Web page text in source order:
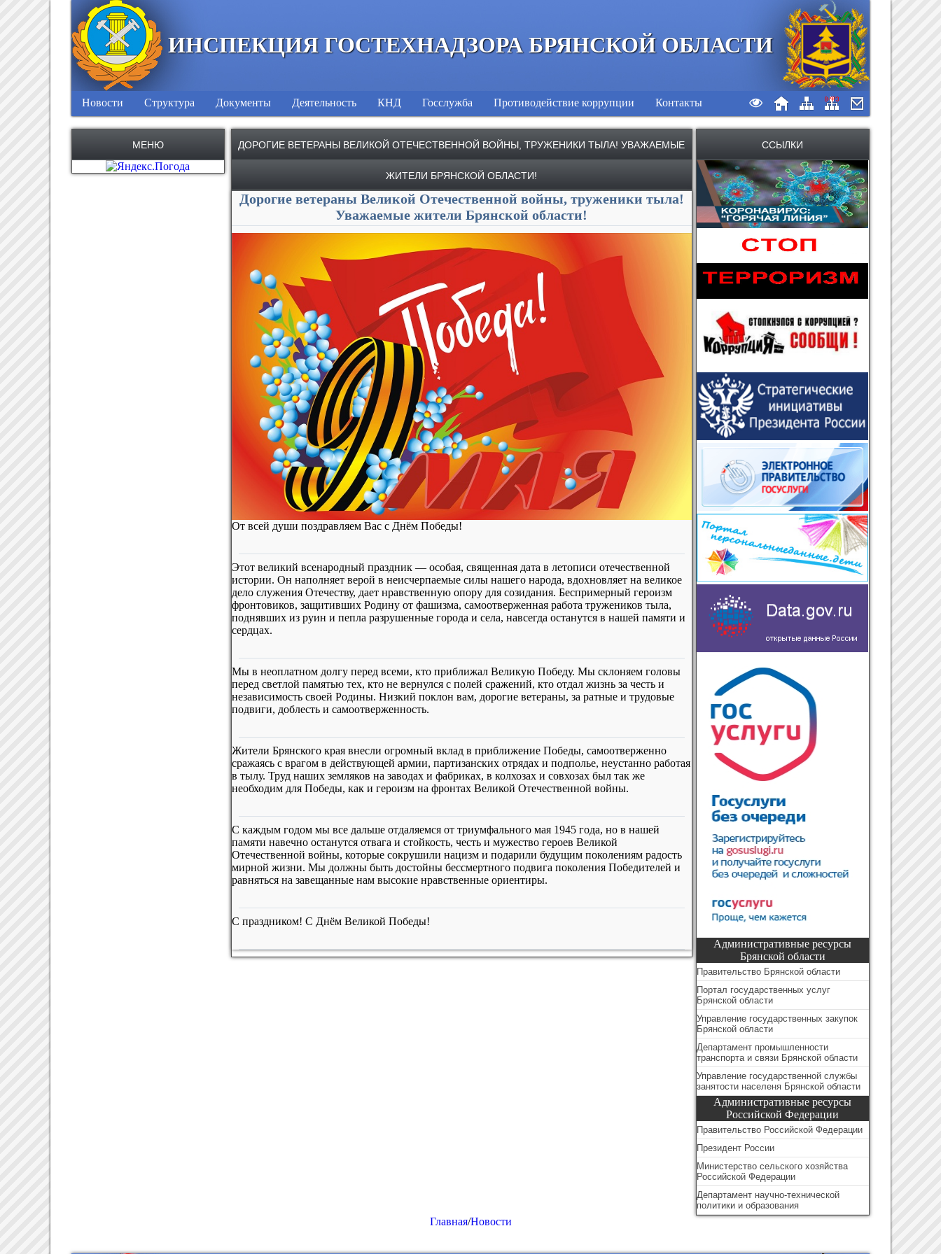
ИНСПЕКЦИЯ ГОСТЕХНАДЗОРА БРЯНСКОЙ ОБЛАСТИ
Новости Структура Документы Деятельность КНД Госслужба Противодействие коррупции Контакты
МЕНЮ ДОРОГИЕ ВЕТЕРАНЫ ВЕЛИКОЙ ОТЕЧЕСТВЕННОЙ ВОЙНЫ, ТРУЖЕНИКИ ТЫЛА! УВАЖАЕМЫЕ
ЖИТЕЛИ БРЯНСКОЙ ОБЛАСТИ!
Дорогие ветераны Великой Отечественной войны, труженики тыла!
Уважаемые жители Брянской области!
От всей души поздравляем Вас с Днём Победы!
Этот великий всенародный праздник — особая, священная дата в летописи отечественной
истории. Он наполняет верой в неисчерпаемые силы нашего народа, вдохновляет на великое
дело служения Отечеству, дает нравственную опору для созидания. Беспримерный героизм
фронтовиков, защитивших Родину от фашизма, самоотверженная работа тружеников тыла,
поднявших из руин и пепла разрушенные города и села, навсегда останутся в нашей памяти и
сердцах.
Мы в неоплатном долгу перед всеми, кто приближал Великую Победу. Мы склоняем головы
перед светлой памятью тех, кто не вернулся с полей сражений, кто отдал жизнь за честь и
независимость своей Родины. Низкий поклон вам, дорогие ветераны, за ратные и трудовые
подвиги, доблесть и самоотверженность.
Жители Брянского края внесли огромный вклад в приближение Победы, самоотверженно
сражаясь с врагом в действующей армии, партизанских отрядах и подполье, неустанно работая
в тылу. Труд наших земляков на заводах и фабриках, в колхозах и совхозах был так же
необходим для Победы, как и героизм на фронтах Великой Отечественной войны.
С каждым годом мы все дальше отдаляемся от триумфального мая 1945 года, но в нашей
памяти навечно останутся отвага и стойкость, честь и мужество героев Великой
Отечественной войны, которые сокрушили нацизм и подарили будущим поколениям радость
мирной жизни. Мы должны быть достойны бессмертного подвига поколения Победителей и
равняться на завещанные нам высокие нравственные ориентиры.
С праздником! С Днём Великой Победы!
ССЫЛКИ
Административные ресурсы
Брянской области
Правительство Брянской области
Портал государственных услуг
Брянской области
Управление государственных закупок
Брянской области
Департамент промышленности
транспорта и связи Брянской области
Управление государственной службы
занятости населеня Брянской области
Административные ресурсы
Российской Федерации
Правительство Российской Федерации
Президент России
Министерство сельского хозяйства
Российской Федерации
Департамент научно-технической
политики и образования
Главная/Новости